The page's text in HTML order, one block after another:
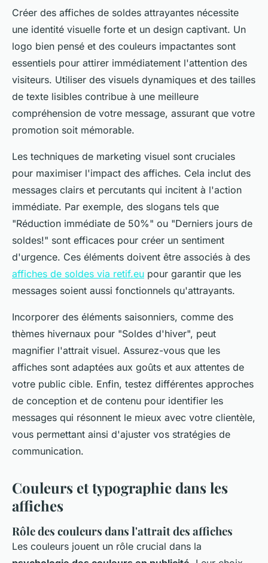
Créer des affiches de soldes attrayantes nécessite
une identité visuelle forte et un design captivant. Un
logo bien pensé et des couleurs impactantes sont
essentiels pour attirer immédiatement l'attention des
visiteurs. Utiliser des visuels dynamiques et des tailles
de texte lisibles contribue à une meilleure
compréhension de votre message, assurant que votre
promotion soit mémorable.
Les techniques de marketing visuel sont cruciales
pour maximiser l'impact des affiches. Cela inclut des
messages clairs et percutants qui incitent à l'action
immédiate. Par exemple, des slogans tels que
"Réduction immédiate de 50%" ou "Derniers jours de
soldes!" sont efficaces pour créer un sentiment
d'urgence. Ces éléments doivent être associés à des
affiches de soldes via retif.eu pour garantir que les
messages soient aussi fonctionnels qu'attrayants.
Incorporer des éléments saisonniers, comme des
thèmes hivernaux pour "Soldes d'hiver", peut
magnifier l'attrait visuel. Assurez-vous que les
affiches sont adaptées aux goûts et aux attentes de
votre public cible. Enfin, testez différentes approches
de conception et de contenu pour identifier les
messages qui résonnent le mieux avec votre clientèle,
vous permettant ainsi d'ajuster vos stratégies de
communication.
Couleurs et typographie dans les
affiches
Rôle des couleurs dans l'attrait des affiches
Les couleurs jouent un rôle crucial dans la